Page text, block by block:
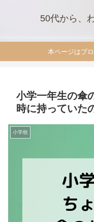
50代から、
本ページはプ
小学一年生の傘
時に持っていた
小学校